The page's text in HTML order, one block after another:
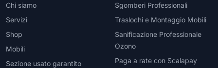
Chi siamo
Servizi
Shop
Mobili
Sezione usato garantito
Sgomberi Professionali
Traslochi e Montaggio Mobili
Sanificazione Professionale
Ozono
Paga a rate con Scalapay